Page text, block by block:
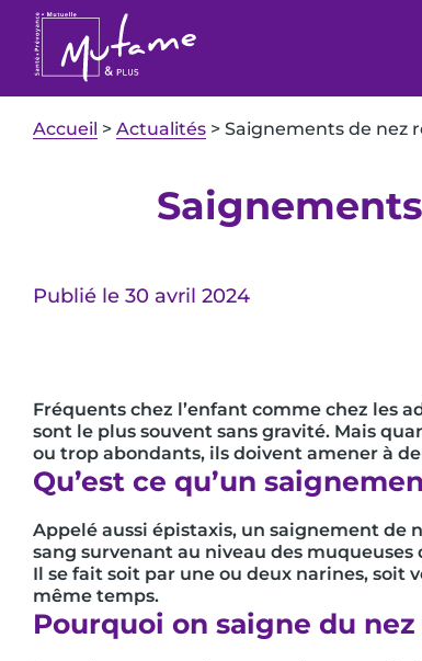
Accueil > Actualités > Saignements de nez
Publié le 30 avril 2024
Fréquents chez l’enfant comme chez les
sont le plus souvent sans gravité. Mais
ou trop abondants, ils doivent amener à
Qu’est ce qu’un
Appelé aussi épistaxis, un saignement de
sang survenant au niveau des muqueuses
Il se fait soit par une ou deux narines, soit
même temps.
Pourquoi on saigne du nez